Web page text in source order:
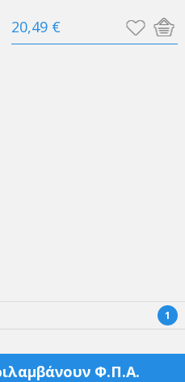
20,49 €
1
Φ.Π.Α.